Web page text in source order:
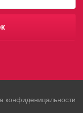
конфиденицальности